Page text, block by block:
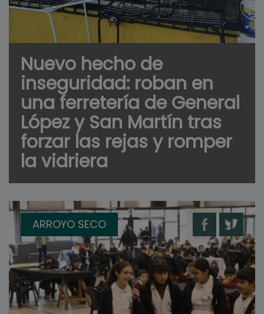
Nuevo hecho de
inseguridad: roban en
una ferretería de General
López y San Martín tras
forzar las rejas y romper
la vidriera
ARROYO SECO